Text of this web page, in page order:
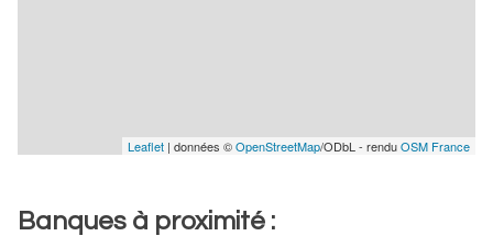
Leaflet | données ©OpenStreetMap/ODbL - renduOSM France
Banques à proximité :